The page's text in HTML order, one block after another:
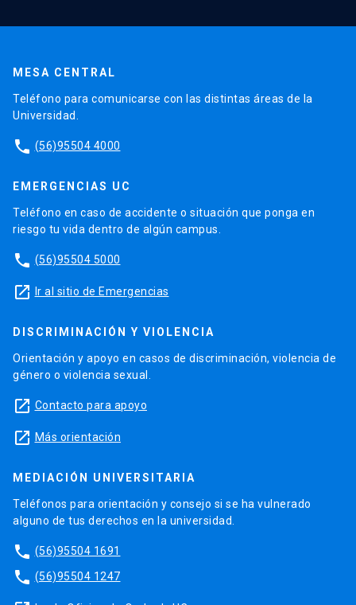
MESA CENTRAL
Teléfono para comunicarse con las distintas áreas de la
Universidad.
phone (56)95504 4000
EMERGENCIAS UC
Teléfono en caso de accidente o situación que ponga en
riesgo tu vida dentro de algún campus.
phone (56)95504 5000
launch Ir al sitio de Emergencias
DISCRIMINACIÓN Y VIOLENCIA
Orientación y apoyo en casos de discriminación, violencia de
género o violencia sexual.
launch Contacto para apoyo
launch Más orientación
MEDIACIÓN UNIVERSITARIA
Teléfonos para orientación y consejo si se ha vulnerado
alguno de tus derechos en la universidad.
phone (56)95504 1691
phone (56)95504 1247